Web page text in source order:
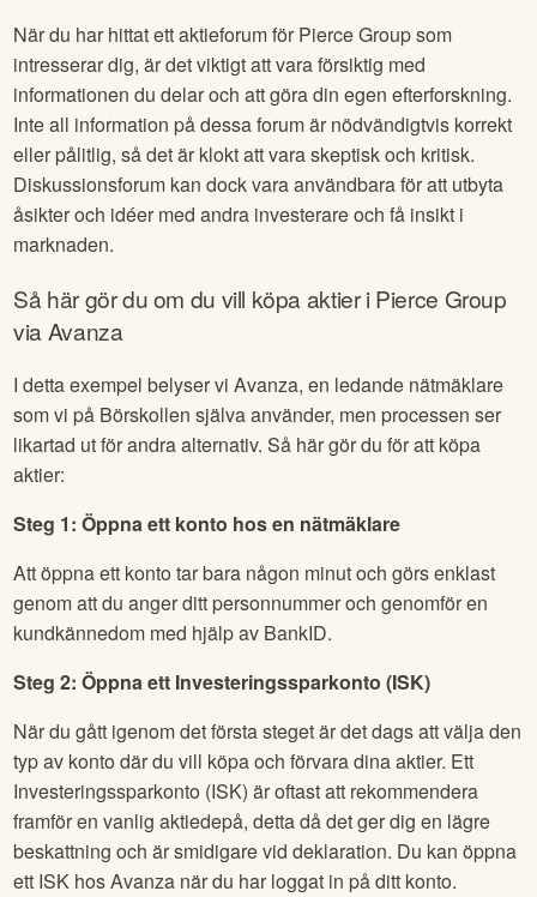
När du har hittat ett aktieforum för Pierce Groupsom
intresserar dig, är det viktigt att vara försiktig med
informationen du delar och att göra din egen efterforskning.
Inte all information på dessa forum är nödvändigtvis korrekt
eller pålitlig, så det är klokt att vara skeptisk och kritisk.
Diskussionsforum kan dock vara användbara för att utbyta
åsikter och idéer med andra investerare och få insikt i
marknaden.
Så här gör du om du vill köpa aktier iPierce Group
via Avanza
I detta exempel belyser vi Avanza, en ledande nätmäklare
som vi på Börskollen själva använder, men processen ser
likartad ut för andra alternativ. Så här gör du för att köpa
aktier:
Steg 1: Öppna ett konto hos en nätmäklare
Att öppna ett konto tar bara någon minut och görs enklast
genom att du anger ditt personnummer och genomför en
kundkännedom med hjälp av BankID.
Steg 2: Öppna ett Investeringssparkonto (ISK)
När du gått igenom det första steget är det dags att välja den
typ av konto där du vill köpa och förvara dina aktier. Ett
Investeringssparkonto (ISK) är oftast att rekommendera
framför en vanlig aktiedepå, detta då det ger dig en lägre
beskattning och är smidigare vid deklaration. Du kan öppna
ett ISK hos Avanza när du har loggat in på ditt konto.